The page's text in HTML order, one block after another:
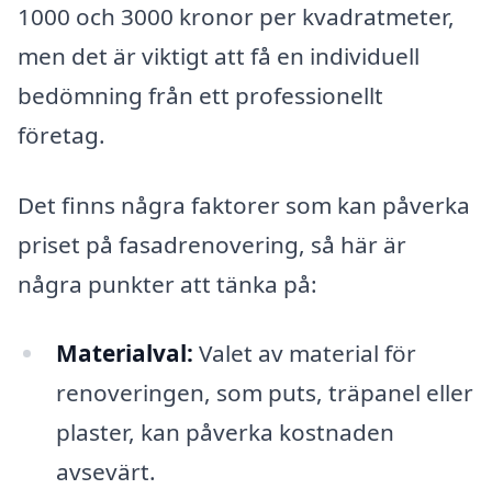
1000 och 3000 kronor per kvadratmeter,
men det är viktigt att få en individuell
bedömning från ett professionellt
företag.
Det finns några faktorer som kan påverka
priset på fasadrenovering, så här är
några punkter att tänka på:
Materialval: Valet av material för
renoveringen, som puts, träpanel eller
plaster, kan påverka kostnaden
avsevärt.